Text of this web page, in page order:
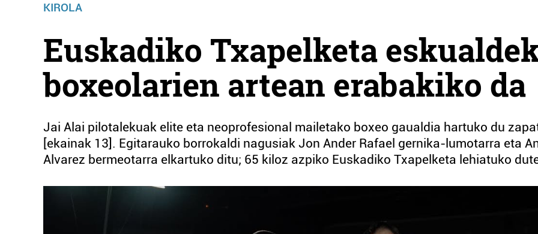
KIROLA
Euskadiko Txapelketa
boxeolarien artean erabakiko da
Jai Alai pilotalekuak elite eta neoprofesional mailetako boxeo gaualdia hartuko du
[ekainak 13]. Egitarauko borrokaldi nagusiak Jon Ander Rafael gernika-lumotarra eta
Alvarez bermeotarra elkartuko ditu; 65 kiloz azpiko Euskadiko Txapelketa lehiatuko